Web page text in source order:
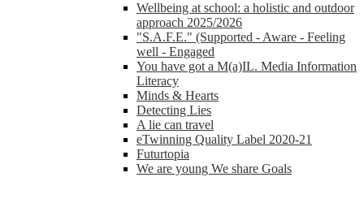
Wellbeing at school: a holistic and outdoor
approach 2025/2026
"S.A.F.E." (Supported - Aware - Feeling
well - Engaged
You have got a M(a)IL. Media Information
Literacy
Minds & Hearts
Detecting Lies
A lie can travel
eTwinning Quality Label 2020-21
Futurtopia
We are young We share Goals